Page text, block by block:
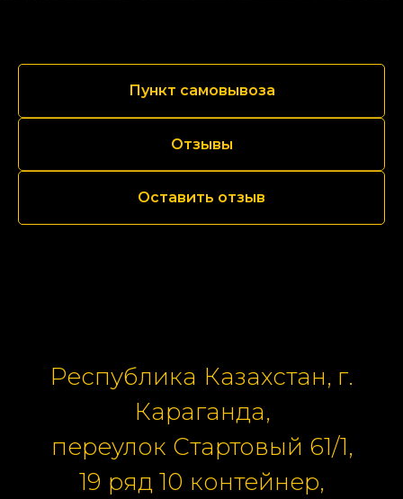
Пункт самовывоза
Отзывы
Оставить отзыв
Республика Казахстан, г.
Караганда,
переулок Стартовый 61/1,
19 ряд 10 контейнер,